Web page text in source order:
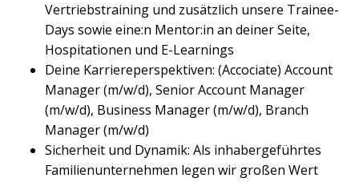
Vertriebstraining und zusätzlich unsere Trainee-
Days sowie eine:n Mentor:in an deiner Seite,
Hospitationen und E-Learnings
Deine Karriereperspektiven: (Accociate) Account
Manager (m/w/d), Senior Account Manager
(m/w/d), Business Manager (m/w/d), Branch
Manager (m/w/d)
Sicherheit und Dynamik: Als inhabergeführtes
Familienunternehmen legen wir großen Wert